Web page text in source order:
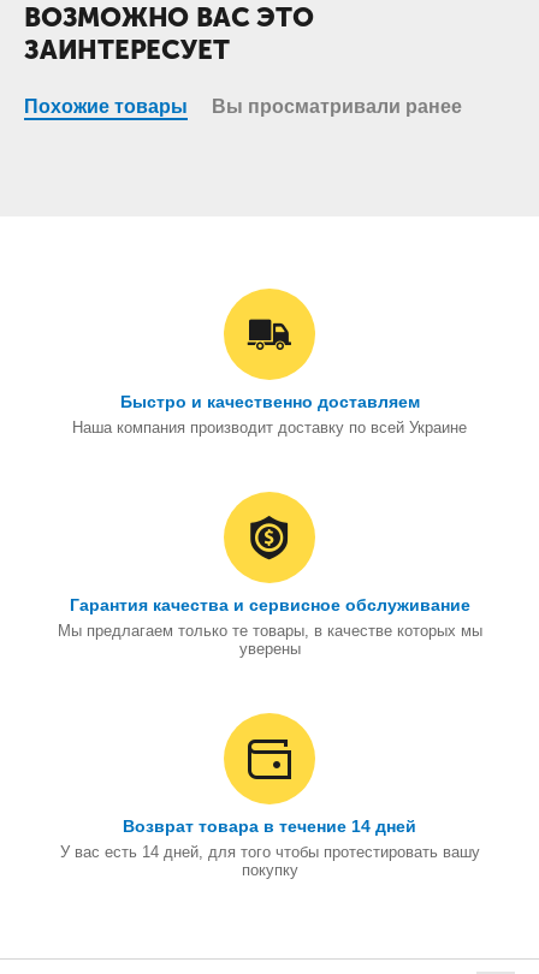
ВОЗМОЖНО ВАС ЭТО
ЗАИНТЕРЕСУЕТ
Похожие товары Вы просматривали ранее
Быстро и качественно доставляем
Наша компания производит доставку по всей Украине
Гарантия качества и сервисное обслуживание
Мы предлагаем только те товары, в качестве которых мы
уверены
Возврат товара в течение 14 дней
У вас есть 14 дней, для того чтобы протестировать вашу
покупку